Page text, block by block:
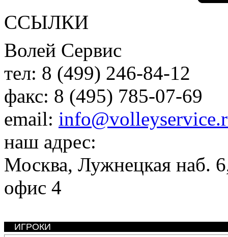
ССЫЛКИ
Волей Сервис
тел: 8 (499) 246-84-12
факс: 8 (495) 785-07-69
email:
наш адрес:
Москва, Лужнецкая наб.
офис 4
ИГРОКИ